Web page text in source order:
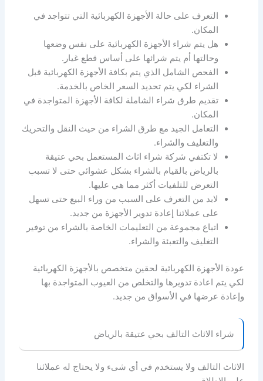
التعرف على حالة الأجهزة الكهربائية التي تتواجد في
المكان.
هل يتم شراء الأجهزة الكهربائية على نفس وضعها
وحالتها أم يتم شرائها على أساس قطع غيار.
الفحص الشامل الذي يتم بكافة الأجهزة الكهربائية قبل
الشراء لكي يتم تحديد السعر الخاص بالخدمة.
تقديم طرق شراء الشاملة لكافة الأجهزة المتواجدة في
المكان.
التعامل الجيد مع طرق الشراء من حيث النقل والتحريك
والتغليف والشراء.
لا تكتفي شركة شراء اثاث المستعمل بحي عتيقة
بالرياض بالقيام بالشراء بشكل عشوائي حتى لا تسبب
التعرض للتلفيات أكثر مما هي عليها.
لابد من التعرف على السبب من وراء البيع حتى تسهل
على عملائنا إعادة تدوير الأجهزة من جديد.
اتباع مجموعة من التعليمات الخاصة بالشراء من توفير
التغليف والتعبئة والشراء.
عودة الأجهزة الكهربائية لحقين متخصص بالأجهزة الكهربائية
لكي يتم اعادة تدويرها والتخلص من العيوب المتواجدة بها
وإعادة عرضها في الأسواق من جديد.
شراء الاثاث التالف بحي عتيقة بالرياض
الاثاث التالف ولا يستخدم في أي شىء ولا يحتاج له عملائنا